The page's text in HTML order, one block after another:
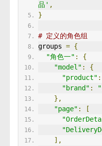
品' ,
}
# 定义的角色组
groups = {
"角色一" :
{
"model" :
{
"product" :
"brand" :
},
"page" :
[
],